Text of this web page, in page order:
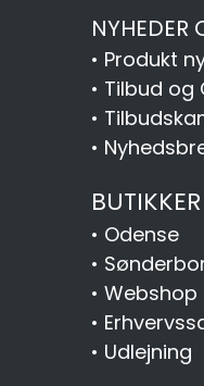
NYHEDER
• Produkt
• Tilbud og
•
•
BUTIKKER
• Odense
•
• Webshop
•
• Udlejning